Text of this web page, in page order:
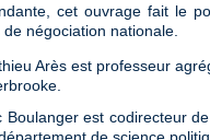
cet ouvrage fait le
négociation nationale.
Arès est professeur
Boulanger est codirecteur